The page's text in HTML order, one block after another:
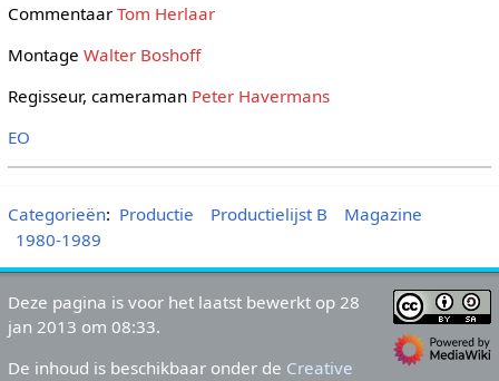
Commentaar Tom Herlaar
Montage Walter Boshoff
Regisseur, cameraman Peter Havermans
EO
Categorieën: Productie Productielijst B
Magazine
1980-1989
Deze pagina is voor het laatst bewerkt op 28
jan 2013 om 08:33.
De inhoud is beschikbaar onder de Creative